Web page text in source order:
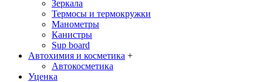
Зеркалa
Термосы и термокружки
Манометры
Канистры
Sup board
Автохимия и косметика +
Автокосметика
Уценка